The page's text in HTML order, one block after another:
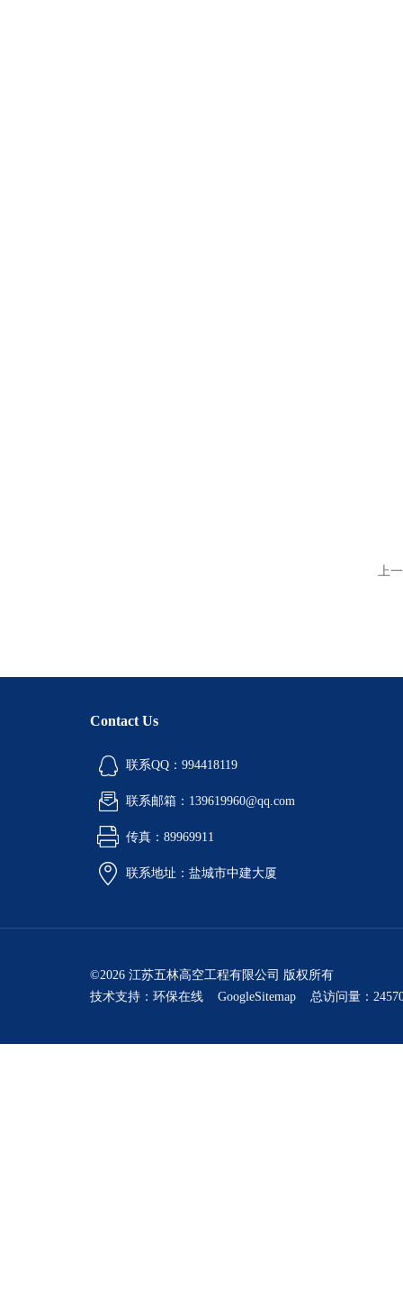
上
Contact Us
联系QQ：994418119
联系邮箱：139619960@qq.com
传真：89969911
联系地址：盐城市中建大厦
©2026 江苏五林高空工程有限公司 版权所有
技术支持： 环保在线 GoogleSitemap 总访问量：